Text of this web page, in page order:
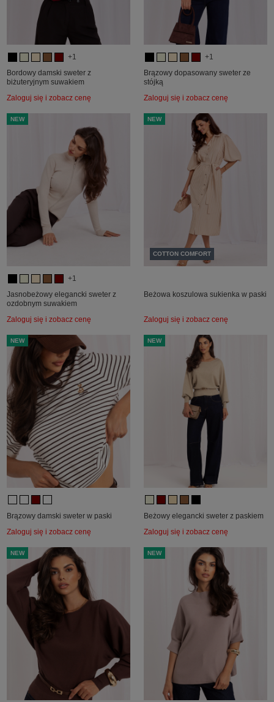
+1
Bordowy damski sweter z
biżuteryjnym suwakiem
Zaloguj się i zobacz cenę
+1
Brązowy dopasowany sweter ze
stójką
Zaloguj się i zobacz cenę
NEW
+1
Jasnobeżowy elegancki sweter z
ozdobnym suwakiem
Zaloguj się i zobacz cenę
NEW
COTTON COMFORT
Beżowa koszulowa sukienka w paski
Zaloguj się i zobacz cenę
NEW
Brązowy damski sweter w paski
Zaloguj się i zobacz cenę
NEW
Beżowy elegancki sweter z paskiem
Zaloguj się i zobacz cenę
NEW NEW